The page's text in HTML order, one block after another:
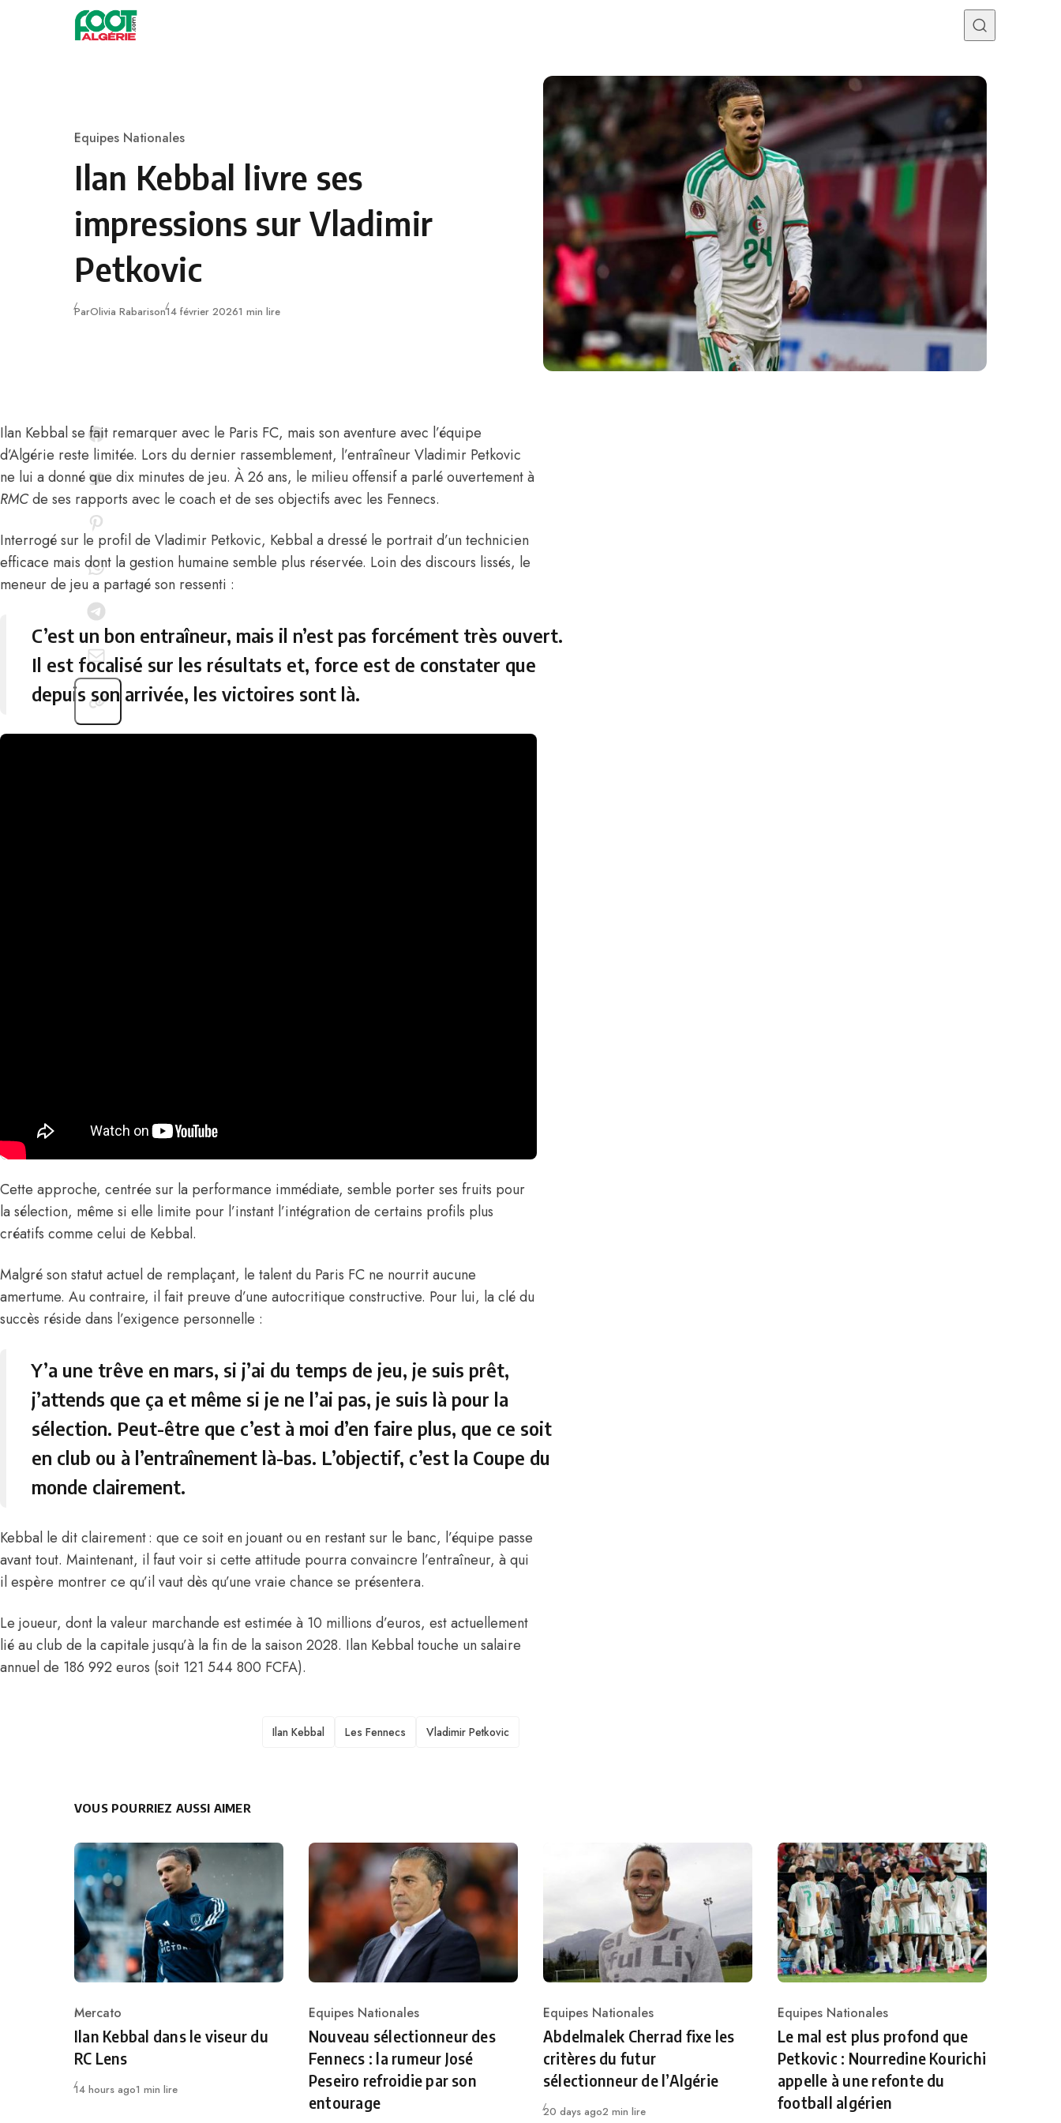
Skip to content
Category
Equipes Nationales
Ilan Kebbal livre ses
impressions sur Vladimir
Petkovic
ParOlivia RabarisonPublié
14 février 20261 min lire
Ilan Kebbalse fait remarquer avec le Paris FC, mais son aventure avec l’équipe
d’Algérie reste limitée. Lors du dernier rassemblement, l’entraîneur Vladimir Petkovic
ne lui a donné que dix minutes de jeu. À 26 ans, le milieu offensifa parlé ouvertement à
RMCde ses rapports avec le coach et de ses objectifs avec les Fennecs.
Interrogé sur le profil de Vladimir Petkovic, Kebbal a dressé le portrait d’un technicien
efficace mais dont la gestion humaine semble plus réservée. Loin des discours lissés, le
meneur de jeu a partagé son ressenti :
C’est un bon entraîneur, mais il n’est pas forcément très ouvert.
Il est focalisé sur les résultats et, force est de constater que
depuis son arrivée, les victoires sont là.
Cette approche, centrée sur la performance immédiate, semble porter ses fruits pour
la sélection, même si elle limite pour l’instant l’intégration de certains profils plus
créatifs comme celui de Kebbal.
Malgré son statut actuel de remplaçant, le talent du Paris FC ne nourrit aucune
amertume. Au contraire, il fait preuve d’une autocritique constructive. Pour lui, la clé du
succès réside dans l’exigence personnelle :
Y’a une trêve en mars, si j’ai du temps de jeu, je suis prêt,
j’attends que ça et même si je ne l’ai pas, je suis là pour la
sélection. Peut-être que c’est à moi d’en faire plus, que ce soit
en club ou à l’entraînement là-bas. L’objectif, c’est la Coupe du
monde clairement.
Kebbal le dit clairement : que ce soit en jouant ou en restant sur le banc, l’équipe passe
avant tout. Maintenant, il faut voir si cette attitude pourra convaincre l’entraîneur, à qui
il espère montrer ce qu’il vaut dès qu’une vraie chance se présentera.
Le joueur, dont la valeur marchande est estimée à 10 millions d’euros, est actuellement
lié au club de la capitale jusqu’à la fin de la saison 2028. Ilan Kebbal touche un salaire
annuel de 186 992 euros (soit 121 544 800 FCFA).
TAGS
Ilan Kebbal Les Fennecs Vladimir Petkovic
VOUS POURRIEZ AUSSI AIMER
Category
Mercato
Ilan Kebbal dans le viseur du
RC Lens
Publié
14 hours ago1 min lire
Category
Equipes Nationales
Nouveau sélectionneur des
Fennecs : la rumeur José
Peseiro refroidie par son
entourage
Category
Equipes Nationales
Abdelmalek Cherrad fixe les
critères du futur
sélectionneur de l’Algérie
Publié
20 days ago2 min lire
Category
Equipes Nationales
Le mal est plus profond que
Petkovic : Nourredine Kourichi
appelle à une refonte du
football algérien